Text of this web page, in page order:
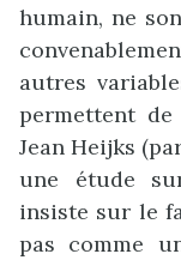
humain, ne
autres
permettent
Jean Heijks
une étude
insiste sur le
pas comme